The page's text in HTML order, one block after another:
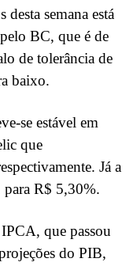
semana está
BC, que é de
de tolerância de
baixo.
se estável em
que
Já a
R$ 5,30%.
que passou
do PIB,